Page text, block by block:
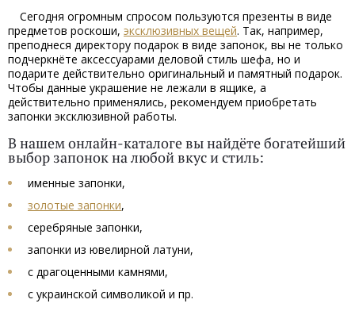
Сегодня огромным спросом пользуются презенты в виде
предметов роскоши, эксклюзивных вещей. Так, например,
преподнеся директору подарок в виде запонок, вы не только
подчеркнёте аксессуарами деловой стиль шефа, но и
подарите действительно оригинальный и памятный подарок.
Чтобы данные украшение не лежали в ящике, а
действительно применялись, рекомендуем приобретать
запонки эксклюзивной работы.
В нашем онлайн-каталоге вы найдёте богатейший
выбор запонок на любой вкус и стиль:
именные запонки,
золотые запонки,
серебряные запонки,
запонки из ювелирной латуни,
с драгоценными камнями,
с украинской символикой и пр.